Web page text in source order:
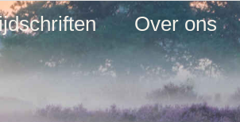
Over ons